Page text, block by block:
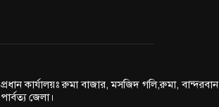
প্রধান কার্যালয়ঃ রুমা বাজার, মসজিদ গলি,রুমা, বান্দরবান
পার্বত্য জেলা।